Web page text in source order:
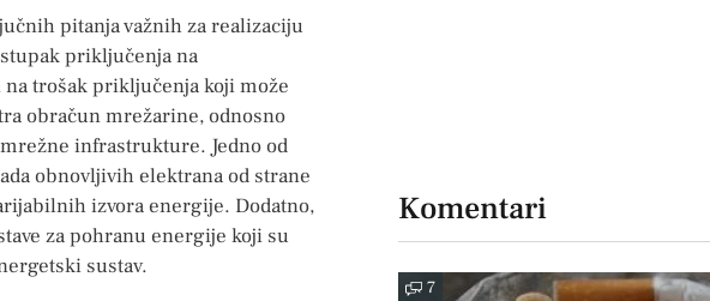
pitanja važnih za realizaciju
priključenja na
trošak priključenja koji može
obračun mrežarine, odnosno
infrastrukture. Jedno od
obnovljivih elektrana od strane
izvora energije. Dodatno,
za pohranu energije koji su
sustav.
Komentari
7